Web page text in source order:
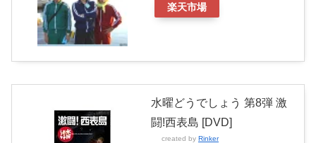
楽天市場
水曜どうでしょう 第8弾 激
闘!西表島 [DVD]
created by Rinker